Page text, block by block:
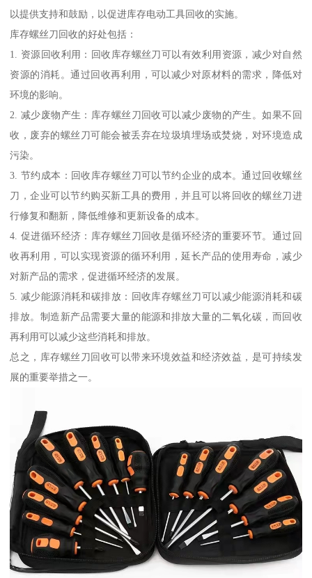
以提供支持和鼓励，以促进库存电动工具回收的实施。
库存螺丝刀回收的好处包括：
1. 资源回收利用：回收库存螺丝刀可以有效利用资源，减少对自然
资源的消耗。通过回收再利用，可以减少对原材料的需求，降低对
环境的影响。
2. 减少废物产生：库存螺丝刀回收可以减少废物的产生。如果不回
收，废弃的螺丝刀可能会被丢弃在垃圾填埋场或焚烧，对环境造成
污染。
3. 节约成本：回收库存螺丝刀可以节约企业的成本。通过回收螺丝
刀，企业可以节约购买新工具的费用，并且可以将回收的螺丝刀进
行修复和翻新，降低维修和更新设备的成本。
4. 促进循环经济：库存螺丝刀回收是循环经济的重要环节。通过回
收再利用，可以实现资源的循环利用，延长产品的使用寿命，减少
对新产品的需求，促进循环经济的发展。
5. 减少能源消耗和碳排放：回收库存螺丝刀可以减少能源消耗和碳
排放。制造新产品需要大量的能源和排放大量的二氧化碳，而回收
再利用可以减少这些消耗和排放。
总之，库存螺丝刀回收可以带来环境效益和经济效益，是可持续发
展的重要举措之一。